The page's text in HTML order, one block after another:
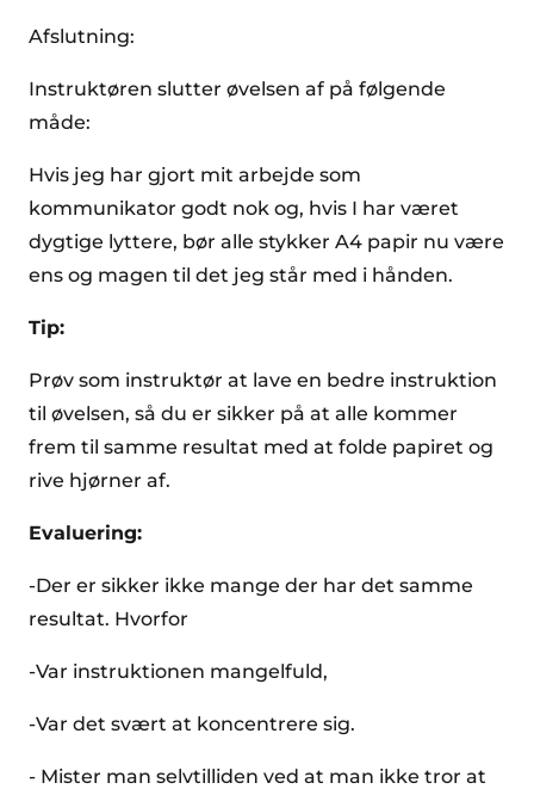
Afslutning:
Instruktøren slutter øvelsen af på følgende
måde:
Hvis jeg har gjort mit arbejde som
kommunikator godt nok og, hvis I har været
dygtige lyttere, bør alle stykker A4 papir nu være
ens og magen til det jeg står med i hånden.
Tip:
Prøv som instruktør at lave en bedre instruktion
til øvelsen, så du er sikker på at alle kommer
frem til samme resultat med at folde papiret og
rive hjørner af.
Evaluering:
-Der er sikker ikke mange der har det samme
resultat. Hvorfor
-Var instruktionen mangelfuld,
-Var det svært at koncentrere sig.
- Mister man selvtilliden ved at man ikke tror at